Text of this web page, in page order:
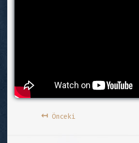
↤Önceki